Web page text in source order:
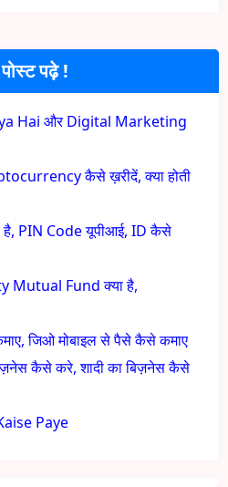
पढ़े !
Hai और Digital Marketing
कैसे ख़रीदें, क्या होती
है, PIN Code यूपीआई, ID कैसे
Mutual Fund क्या है,
जिओ मोबाइल से पैसे कैसे कमाए
कैसे करे, शादी का बिज़नेस कैसे
Paye